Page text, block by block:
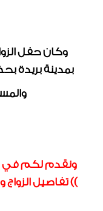
وكان حفل
بمدينة بريدة
)) تفاصيل